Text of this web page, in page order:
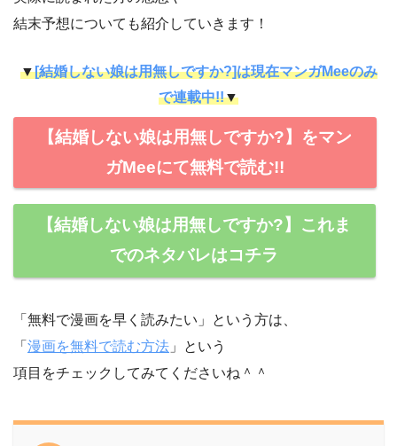
結末予想についても紹介していきます！
▼[結婚しない娘は用無しですか?]は現在マンガMeeのみ
で連載中!!▼
【結婚しない娘は用無しですか?】をマン
ガMeeにて無料で読む!!
【結婚しない娘は用無しですか?】これま
でのネタバレはコチラ
「無料で漫画を早く読みたい」という方は、
「 漫画を無料で読む方法 」という
項目をチェックしてみてくださいね＾＾